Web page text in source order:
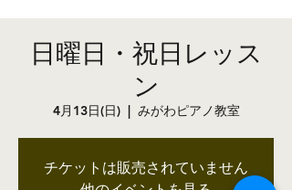
日曜日・祝日レッス
ン
4月13日(日)
  |
みがわピアノ教室
チケットは販売されていません